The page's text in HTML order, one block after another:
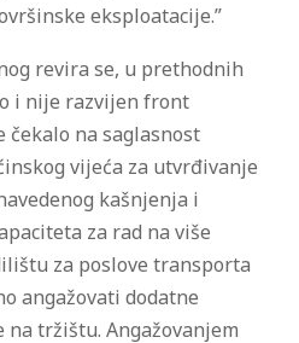
eksploatacije.”
revira se, u prethodnih
i nije razvijen front
čekalo na saglasnost
vijeća za utvrđivanje
kašnjenja i
za rad na više
za poslove transporta
angažovati dodatne
tržištu. Angažovanjem